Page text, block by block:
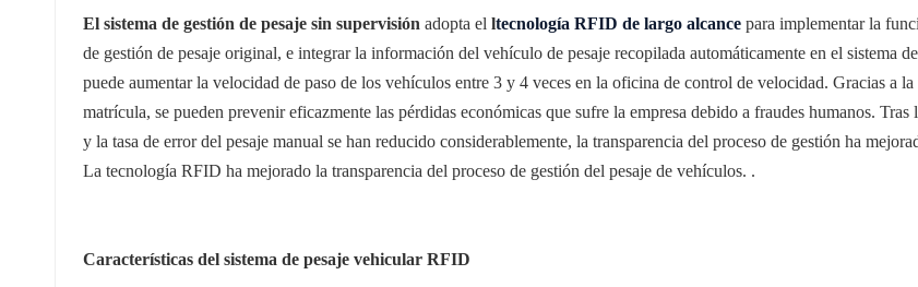
日语
Türk
El sistema de gestión de pesaje sin supervisión adopta el ltecnología RFID de largo alcancepara implementar la
de gestión de pesaje original, e integrar la información del vehículo de pesaje recopilada automáticamente en el sistema
puede aumentar la velocidad de paso de los vehículos entre 3 y 4 veces en la oficina de control de velocidad. Gracias a
matrícula, se pueden prevenir eficazmente las pérdidas económicas que sufre la empresa debido a fraudes humanos. Tras
y la tasa de error del pesaje manual se han reducido considerablemente, la transparencia del proceso de gestión ha
La tecnología RFID ha mejorado la transparencia del proceso de gestión del pesaje de vehículos. .
Características del sistema de pesaje vehicular RFID